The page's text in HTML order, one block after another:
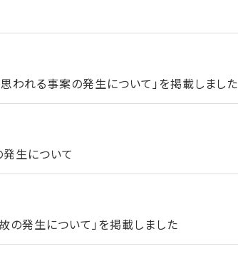
われる事案の発生について」を掲載しました
生について
の発生について」を掲載しました